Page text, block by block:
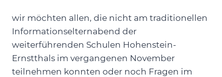
wir möchten allen, die nicht am traditionellen
Informationselternabend der
weiterführenden Schulen Hohenstein-
Ernstthals im vergangenen November
teilnehmen konnten oder noch Fragen im